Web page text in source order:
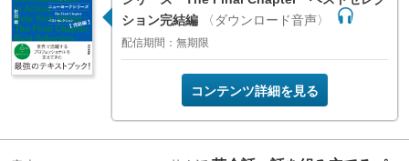
ション完結編
〈ダウンロード音声〉
配信期間：無期限
コンテンツ詳細を見る